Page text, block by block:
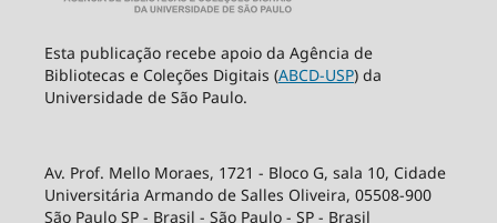
Esta publicação recebe apoio da Agência de
Bibliotecas e Coleções Digitais (ABCD-USP) da
Universidade de São Paulo.
Av. Prof. Mello Moraes, 1721 - Bloco G, sala 10, Cidade
Universitária Armando de Salles Oliveira, 05508-900
São Paulo SP - Brasil - São Paulo - SP - Brasil